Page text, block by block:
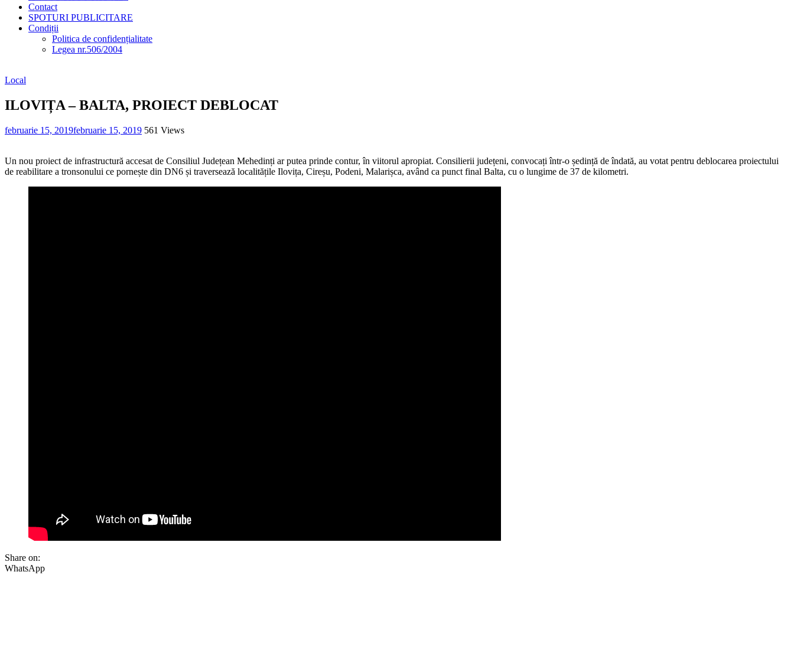
Contact
SPOTURI PUBLICITARE
Condiții
Politica de confidențialitate
Legea nr.506/2004
Local
ILOVIȚA – BALTA, PROIECT DEBLOCAT
februarie 15, 2019februarie 15, 2019 561 Views
Un nou proiect de infrastructură accesat de Consiliul Județean Mehedinți ar putea prinde contur, în viitorul apropiat. Consilierii județeni, convocați într-o ședință de îndată, au votat pentru deblocarea proiectului
de reabilitare a tronsonului ce pornește din DN6 și traversează localitățile Ilovița, Cireșu, Podeni, Malarișca, având ca punct final Balta, cu o lungime de 37 de kilometri.
Share on:
WhatsApp